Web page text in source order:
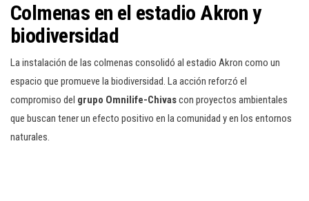
Colmenas en el estadio Akron y
biodiversidad
La instalación de las colmenas consolidó al estadio Akron como un
espacio que promueve la biodiversidad. La acción reforzó el
compromiso del grupo Omnilife-Chivascon proyectos ambientales
que buscan tener un efecto positivo en la comunidad y en los entornos
naturales.